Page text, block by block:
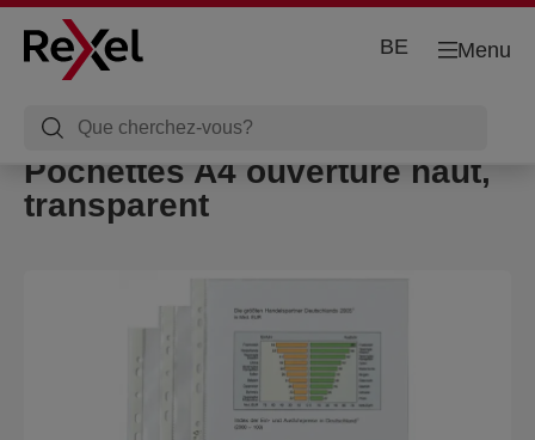
Menu
BE
Pochettes A4 ouverture haut,
transparent